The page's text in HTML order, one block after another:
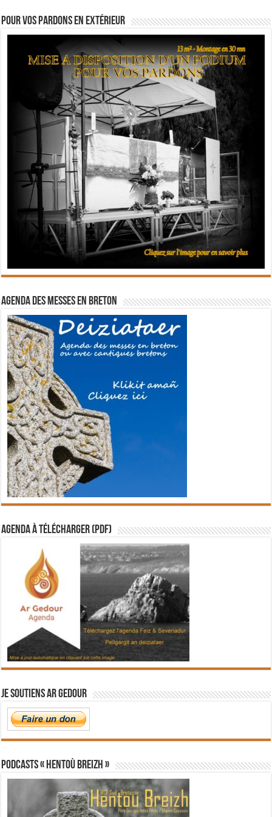
Pour vos pardons en extérieur
Agenda des messes en breton
Agenda à télécharger (PDF)
Je soutiens Ar Gedour
PODCASTS « Hentoù Breizh »